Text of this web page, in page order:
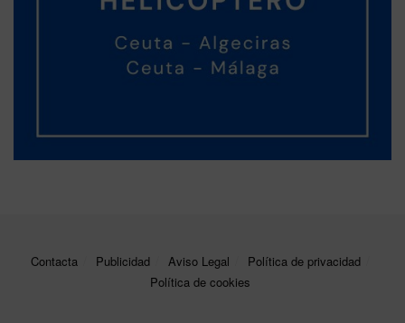
Contacta Publicidad Aviso Legal
Política de privacidad
Política de cookies